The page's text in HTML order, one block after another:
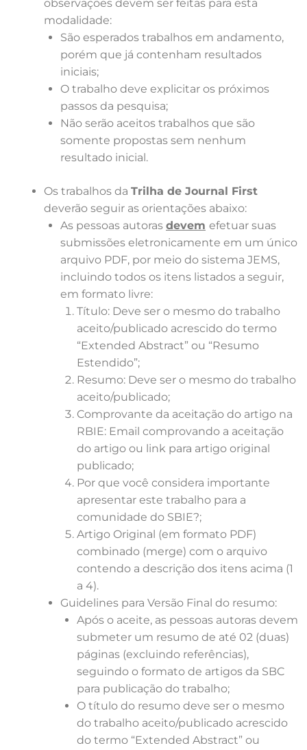
observações devem ser feitas para esta
modalidade:
São esperados trabalhos em andamento,
porém que já contenham resultados
iniciais;
O trabalho deve explicitar os próximos
passos da pesquisa;
Não serão aceitos trabalhos que são
somente propostas sem nenhum
resultado inicial.
Os trabalhos da Trilha de Journal First
deverão seguir as orientações abaixo:
As pessoas autoras devem efetuar suas
submissões eletronicamente em um único
arquivo PDF, por meio do sistema JEMS,
incluindo todos os itens listados a seguir,
em formato livre:
Título: Deve ser o mesmo do trabalho
aceito/publicado acrescido do termo
“Extended Abstract” ou “Resumo
Estendido”;
Resumo: Deve ser o mesmo do trabalho
aceito/publicado;
Comprovante da aceitação do artigo na
RBIE: Email comprovando a aceitação
do artigo ou link para artigo original
publicado;
Por que você considera importante
apresentar este trabalho para a
comunidade do SBIE?;
Artigo Original (em formato PDF)
combinado (merge) com o arquivo
contendo a descrição dos itens acima (1
a 4).
Guidelines para Versão Final do resumo:
Após o aceite, as pessoas autoras devem
submeter um resumo de até 02 (duas)
páginas (excluindo referências),
seguindo o formato de artigos da SBC
para publicação do trabalho;
O título do resumo deve ser o mesmo
do trabalho aceito/publicado acrescido
do termo “Extended Abstract” ou